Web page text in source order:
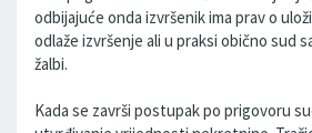
odbijajuće onda izvršenik ima prav o
odlaže izvršenje ali u praksi obično sud
žalbi.
Kada se završi postupak po prigovoru